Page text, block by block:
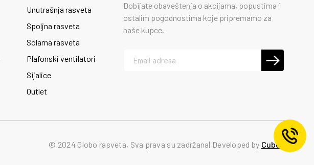
Unutrašnja rasveta
Spoljna rasveta
Solarna rasveta
Plafonski ventilatori
Sijalice
Outlet
Dobijate obaveštenja o akcijama, popustima i
ostalim pogodnostima koje pripremamo za
naše kupce.
© 2024 Globo rasveta, Sva prava su zadržana Developed by Cubes